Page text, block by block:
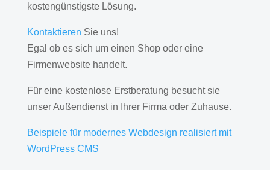
kostengünstigste Lösung.
Kontaktieren Sie uns!
Egal ob es sich um einen Shop oder eine
Firmenwebsite handelt.
Für eine kostenlose Erstberatung besucht sie
unser Außendienst in Ihrer Firma oder Zuhause.
Beispiele für modernes Webdesign realisiert mit
WordPress CMS